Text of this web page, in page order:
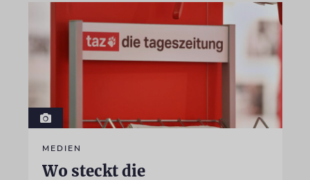
MEDIEN
Wo steckt die